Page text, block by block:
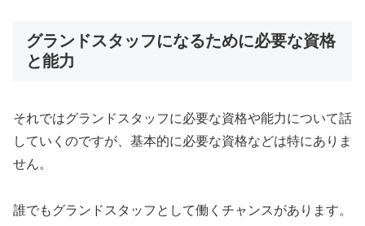
グランドスタッフになるために必要な資格
と能力
それではグランドスタッフに必要な資格や能力について話
していくのですが、基本的に必要な資格などは特にありま
せん。
誰でもグランドスタッフとして働くチャンスがあります。